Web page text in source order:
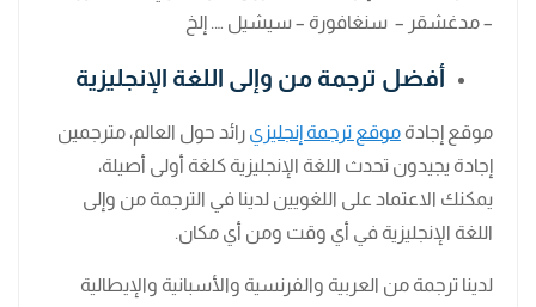
– مدغشقر – سنغافورة – سيشيل …. إلخ
أفضل ترجمة من وإلى اللغة الإنجليزية
موقع إجادة موقع ترجمة إنجليزي رائد حول العالم، مترجمين
إجادة يجيدون تحدث اللغة الإنجليزية كلغة أولى أصيلة،
يمكنك الاعتماد على اللغويين لدينا في الترجمة من وإلى
اللغة الإنجليزية في أي وقت ومن أي مكان.
لدينا ترجمة من العربية والفرنسية والأسبانية والإيطالية